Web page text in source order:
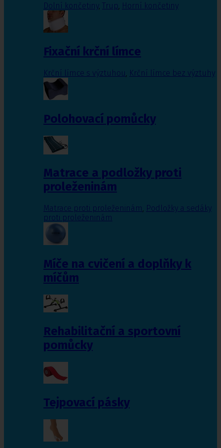
Dolní končetiny, Trup, Horní končetiny
Fixační krční límce
Krční límce s výztuhou Krční límce bez výztuhy
Polohovací pomůcky
Matrace a podložky proti
proleženinám
Matrace proti proleženinám, Podložky a sedáky
proti proleženinám
Míče na cvičení a doplňky k
míčům
Rehabilitační a sportovní
pomůcky
Tejpovací pásky